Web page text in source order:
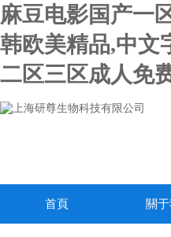
麻豆电影国产一
韩欧美精品,中文
二区三区成人免
首頁 關